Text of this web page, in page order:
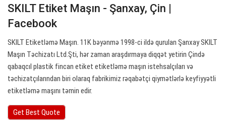
SKILT Etiket Maşın - Şanxay, Çin |
Facebook
SKILT Etiketləmə Maşın. 11K bəyənmə 1998-ci ildə qurulan Şanxay SKILT
Maşın Təchizatı Ltd.Şti, hər zaman araşdırmaya diqqət yetirin Çində
qabaqcıl plastik fincan etiket etiketləmə maşın istehsalçıları və
təchizatçılarından biri olaraq fabrikimiz rəqabətçi qiymətlərlə keyfiyyətli
etiketləmə maşını təmin edir.
Get Best Quote